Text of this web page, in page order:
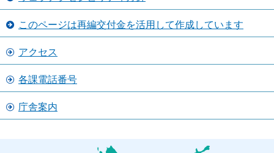
このページは再編交付金を活用して作成しています
アクセス
各課電話番号
庁舎案内